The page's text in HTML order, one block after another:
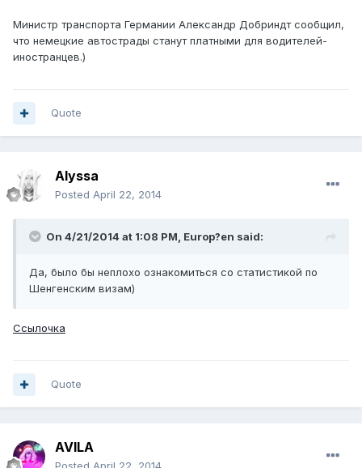
Министр транспорта Германии Александр Добриндт сообщил,
что немецкие автострады станут платными для водителей-
иностранцев.)
Quote
Alyssa
Posted April 22, 2014
On 4/21/2014 at 1:08 PM, Europ?en said:
Да, было бы неплохо ознакомиться со статистикой по
Шенгенским визам)
Ссылочка
Quote
AVILA